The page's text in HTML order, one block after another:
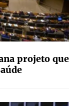
projeto que